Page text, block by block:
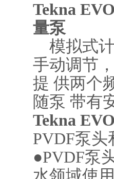
Tekna
量泵
模拟式
手动调节
提 供两个
随泵 带有
Tekna
PVDF泵
●PVDF泵